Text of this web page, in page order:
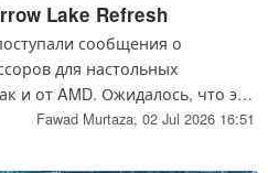
Lake Refresh
сообщения о
для настольных
и от AMD. Ожидалось, что эта
доступности
Fawad Murtaza, 02 Jul 2026 16:51